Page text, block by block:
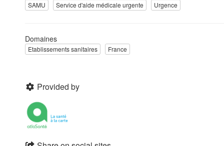
SAMU Service d'aide médicale urgente Urgence
Domaines
Etablissements sanitaires France
Provided by